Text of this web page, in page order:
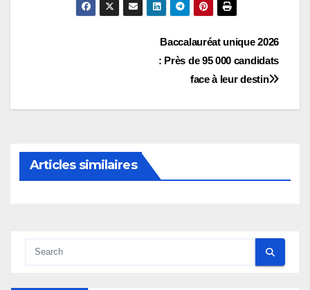
l’article
Baccalauréat unique 2026
: Près de 95 000 candidats
face à leur destin
Articles similaires